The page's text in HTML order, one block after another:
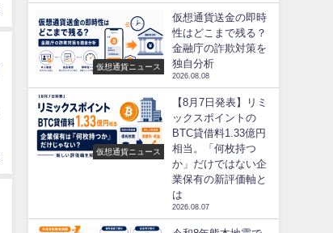
仮想通貨ニュース
仮想通貨送金の即時
性はどこまで残る？
金融庁の詐欺対策を
独自分析
2026.08.08
仮想通貨ニュース
【8月7日発表】リミ
ックスポイントの
BTC貸借料1.33億円
相当。「何枚持つ
か」だけではない企
業保有の新評価軸と
は
2026.08.07